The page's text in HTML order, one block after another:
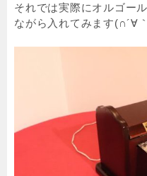
それでは実際にオルゴー
ながら入れてみます(∩´∀